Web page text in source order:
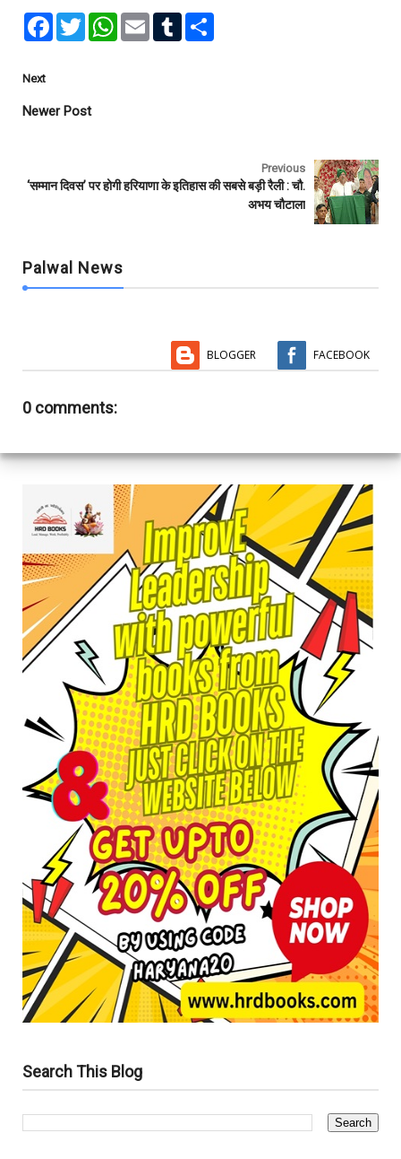
F
o
k
T
w
r
W
E
T
Next
Newer Post
Previous
‘सम्मान दिवस’ पर होगी हरियाणा के इतिहास की सबसे बड़ी रैली : चौ.
अभय चौटाला
Palwal News
BLOGGER FACEBOOK
0 comments:
Search This Blog